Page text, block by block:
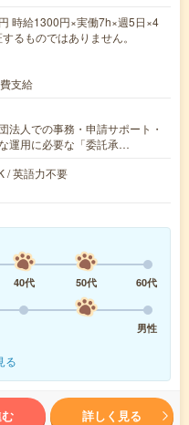
時給1300円×実働7h×週5日×4
るものではありません。
支給
法人での事務・申請サポート・
運用に必要な「委託承…
/ 英語力不要
40代 50代
60代
男性
る
詳しく見る